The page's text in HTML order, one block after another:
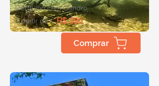
Mergulho com Cilindro
Comprar
a partir de: R$ 390